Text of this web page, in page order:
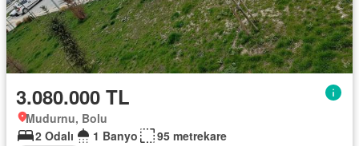
3.080.000 TL
Mudurnu, Bolu
2 Odalı
1 Banyo
95 metrekare